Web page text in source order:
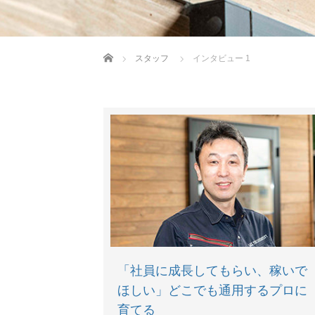
ホーム スタッフ インタビュー 1
「社員に成長してもらい、稼いで
ほしい」どこでも通用するプロに
育てる